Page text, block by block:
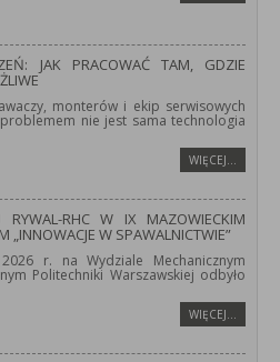
JAK PRACOWAĆ TAM, GDZIE
monterów i ekip serwisowych
nie jest sama technologia
WIĘCEJ…
RYWAL-RHC W IX MAZOWIECKIM
„INNOWACJE W SPAWALNICTWIE”
r. na Wydziale Mechanicznym
Politechniki Warszawskiej odbyło
WIĘCEJ…